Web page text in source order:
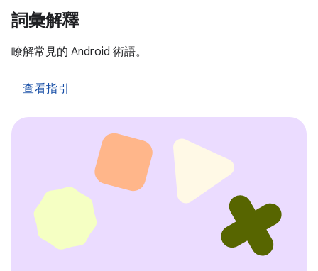
詞彙解釋
瞭解常見的 Android 術語。
查看指引